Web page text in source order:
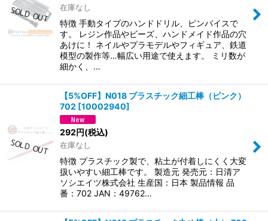
在庫なし
特徴 手動タイプのハンドドリル、ピンバイスで
す。 レジン作品やビーズ、ハンドメイド作品の穴
あけに！ ネイルやプラモデルやフィギュア、鉄道
模型の製作等…幅広い用途で使えます。 ミリ数が
細かく、…
【5%OFF】N018 プラスチック細工棒（ピンク）
702 [10002940]
292円(税込)
在庫なし
特徴 プラスチック製で、粘土が付着しにくく大変
扱いやすい細工棒です。 製造元 発売元：日清ア
ソシエイツ株式会社 生産国：日本 製品情報 品
番：702 JAN：49762…